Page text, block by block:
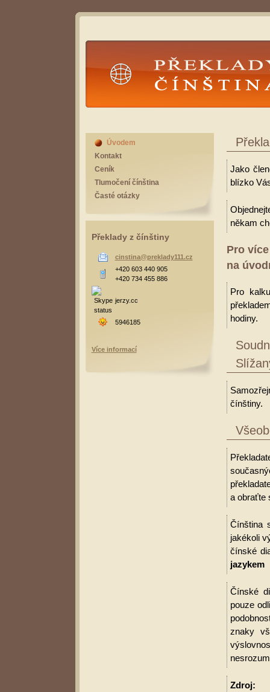
Překlady Čínština
Jako
blízko
někam
Pro
na
Pro
hodiny.
čínštiny.
a obraťte
Čínština
jakékoli
čínské
jazykem
Čínské
pouze
znaky
Zdroj:
Úvodem
Kontakt
Ceník
Tlumočení čínština
Časté otázky
Překlady z čínštiny
cinstina@preklady111.cz
+420 603 440 905
+420 734 455 886
jerzy.cc
5946185
Více informací